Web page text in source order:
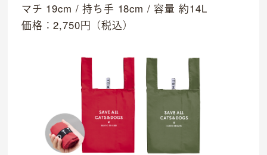
マチ 19cm / 持ち手 18cm / 容量 約14L
価格：2,750円（税込）